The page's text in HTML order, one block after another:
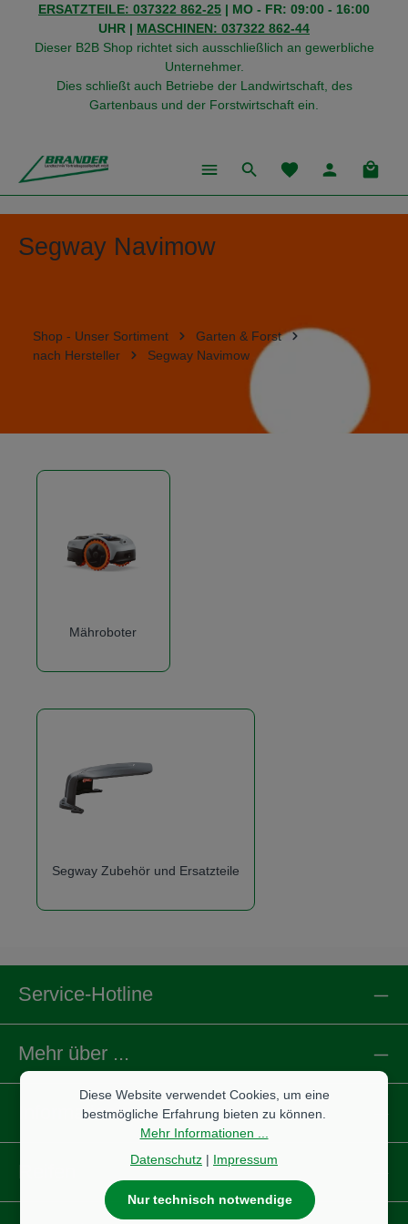
springen
ERSATZTEILE: 037322 862-25 | MO - FR: 09:00 - 16:00
UHR | MASCHINEN: 037322 862-44
Dieser B2B Shop richtet sich ausschließlich an gewerbliche
Unternehmer.
Dies schließt auch Betriebe der Landwirtschaft, des
Gartenbaus und der Forstwirtschaft ein.
Du hast 0
Segway Navimow
Shop - Unser Sortiment
Garten & Forst
nach Hersteller
Segway Navimow
Mähroboter
Segway Zubehör und Ersatzteile
Service-Hotline
Mehr über ...
Informationen
Diese Website verwendet Cookies, um eine
bestmögliche Erfahrung bieten zu können.
Mehr Informationen ...
Datenschutz | Impressum
Nur technisch notwendige